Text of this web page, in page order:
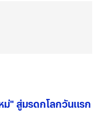
ม่" สู่มรดกโลกวันแรก